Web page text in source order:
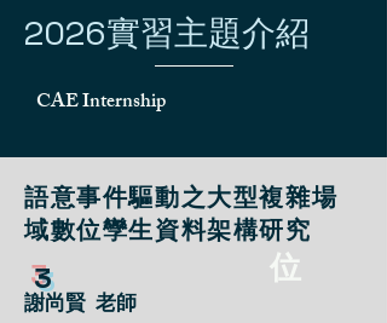
2026實習主題介紹
CAE Internship
語意事件驅動之大型複雜場
域數位孿生資料架構研究
3 位
謝尚賢 老師